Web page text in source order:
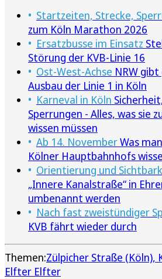
Startzeiten, Strecke,
zum Köln Marathon 2026
Ersatzbusse im Einsatz
Störung der KVB-Linie 16
Ost-West-Achse NRW
Ausbau der Linie 1 in Köln
Karneval in Köln
Sperrungen - Alles, was sie
wissen müssen
Ab 14. NovemberWas
Kölner Hauptbahnhofs
Orientierung und
„Innere Kanalstraße“ in
umbenannt werden
Nach fast zweistündiger
KVB fährt wieder durch
Themen:Zülpicher Straße (Köln)
Elfter Elfter